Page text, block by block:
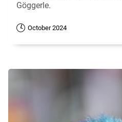
Göggerle.
October 2024